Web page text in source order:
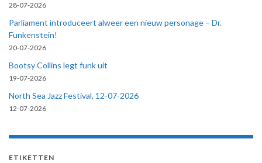
28-07-2026
Parliament introduceert alweer een nieuw personage – Dr.
Funkenstein!
20-07-2026
Bootsy Collins legt funk uit
19-07-2026
North Sea Jazz Festival, 12-07-2026
12-07-2026
ETIKETTEN